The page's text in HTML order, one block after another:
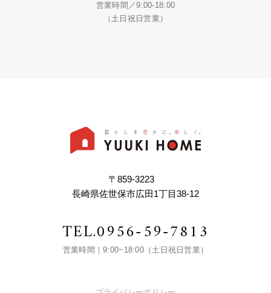
営業時間／9:00-18:00
（土日祝日営業）
〒859-3223
長崎県佐世保市広田1丁目38-12
TEL.0956-59-7813
営業時間｜9:00~18:00（土日祝日営業）